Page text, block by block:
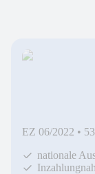
EZ 06/2022 •
nationale